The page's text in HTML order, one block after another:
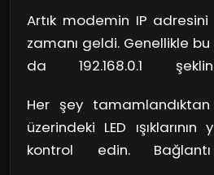
sahip.
veya kablosuz bağlantıyı
cihazınızı
bağlantıyı seçerseniz,
Fi şifresini kullanarak ağa
Unutmayın, şifre küçük-
Artık modemin IP adresini
zamanı geldi. Genellikle bu
da 192.168.0.1
kısmında, internet
verilen kullanıcı adı ve
gerekiyor. Bu bilgileri
Her şey
üzerindeki LED ışıklarının
kontrol edin. Bağlantı